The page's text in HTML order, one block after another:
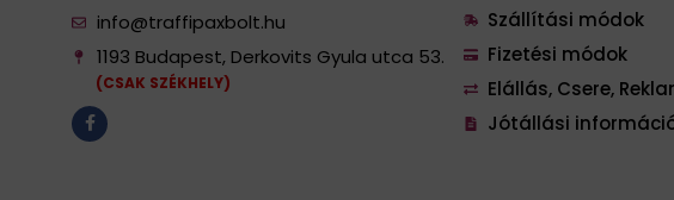
info@traffipaxbolt.hu
1193 Budapest, Derkovits Gyula utca 53.
(CSAK SZÉKHELY)
Szállítási módok
Fizetési módok
Elállás, Csere,
Jótállási